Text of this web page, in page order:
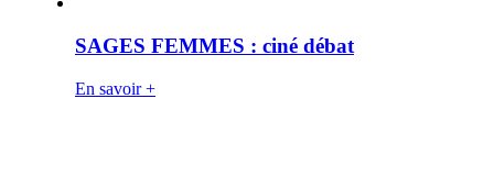
SAGES FEMMES : ciné débat
En savoir +